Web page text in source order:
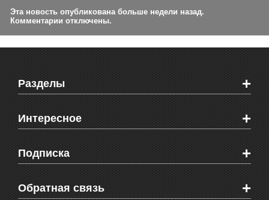
Эта новость опубликована больше недели назад.
Комментарии отключены.
Разделы +
Новости Феодосии
Новости Крыма
Мировые новости
Объявления
Здоровье
СМС мнения читателей
Интересное +
Видео о Феодосии
Веб-камеры Феодосии
Блоги феодосийцев
Школы Феодосии
Подписка +
Печатная версия газеты "Кафа"
RSS
Обратная связь +